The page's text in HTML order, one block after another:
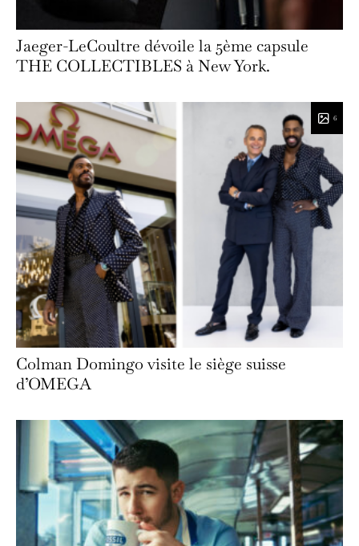
Jaeger-LeCoultre dévoile la 5ème capsule
THE COLLECTIBLES à New York.
6
Colman Domingo visite le siège suisse
d’OMEGA